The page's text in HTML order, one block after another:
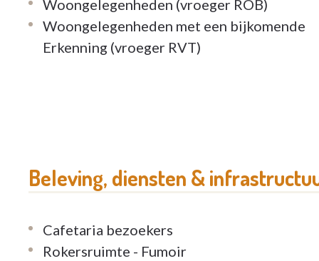
Woongelegenheden (vroeger ROB)
Woongelegenheden met een bijkomende
Erkenning (vroeger RVT)
Beleving, diensten &
Cafetaria bezoekers
Rokersruimte - Fumoir